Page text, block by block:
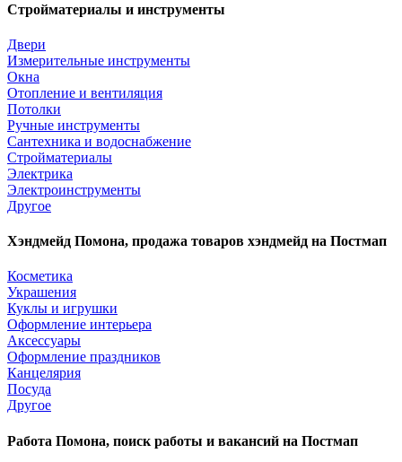
Стройматериалы и инструменты
Двери
Измерительные инструменты
Окна
Отопление и вентиляция
Потолки
Ручные инструменты
Сантехника и водоснабжение
Стройматериалы
Электрика
Электроинструменты
Другое
Хэндмейд Помона, продажа товаров хэндмейд на Постмап
Косметика
Украшения
Куклы и игрушки
Оформление интерьера
Аксессуары
Оформление праздников
Канцелярия
Посуда
Другое
Работа Помона, поиск работы и вакансий на Постмап